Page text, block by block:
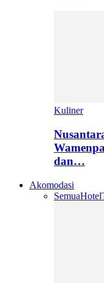
Kuliner
dan…
Akomodasi
SemuaHotel